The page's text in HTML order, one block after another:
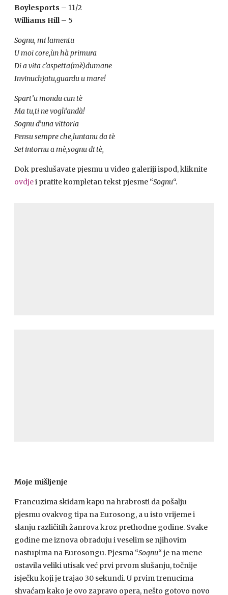
Boylesports – 11/2
Williams Hill– 5
Sognu, mi lamentu
U moi core,ùn hà primura
Di a vita c’aspetta(mè)dumane
Invinuchjatu,guardu u mare!
Spart’u mondu cun tè
Ma tu,ti ne vogli’andà!
Sognu d’una vittoria
Pensu sempre che,luntanu da tè
Sei intornu a mè,sognu di tè,
Dok preslušavate pjesmu u video galeriji ispod, kliknite
ovdjei pratite kompletan tekst pjesme “Sognu“.
Moje mišljenje
Francuzima skidam kapu na hrabrosti da pošalju
pjesmu ovakvog tipa na Eurosong, a u isto vrijeme i
slanju različitih žanrova kroz prethodne godine. Svake
godine me iznova obraduju i veselim se njihovim
nastupima na Eurosongu. Pjesma “Sognu“ je na mene
ostavila veliki utisak već prvi prvom slušanju, točnije
isječku koji je trajao 30 sekundi. U prvim trenucima
shvaćam kako je ovo zapravo opera, nešto gotovo novo